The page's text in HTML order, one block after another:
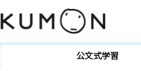
公文式学習